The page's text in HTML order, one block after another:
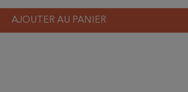
AJOUTER AU PANIER